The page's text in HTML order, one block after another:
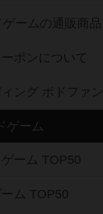
ームの通販商品
ポンについて
ング ボドファン
ゲーム
ーム TOP50
ーム TOP50